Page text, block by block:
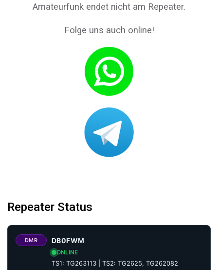
Amateurfunk endet nicht am Repeater.
Folge uns auch online!
Repeater Status
DMR DB0FWM
ONLINE
TS1: TG263113 | TS2: TG2625, TG262082